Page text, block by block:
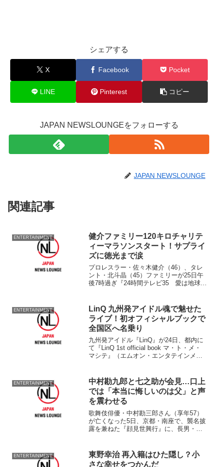
シェアする
X Facebook Pocket
LINE Pinterest コピー
JAPAN NEWSLOUNGEをフォローする
JAPAN NEWSLOUNGE
関連記事
ENTERTAINMENT
健介ファミリー120キロチャリテ
ィーマラソンスタート！サプライ
ズに徳光まで涙
プロレスラー・佐々木健介（46）、タレ
ント・北斗晶（45）ファミリーが25日午
後7時過ぎ『24時間テレビ35 愛は地球を
京マラソンに向けスタートさせた。 ス
ターター...
ENTERTAINMENT
LinQ 九州発アイドル魂で魅せた
ライブ！初オフィシャルブックで
全国区へ名乗り
九州発アイドル『LinQ』が24日、都内に
て『LinQ 1st official book マ・ト・メ・
マシテ』（エムオン・エンタテインメン
た。 人やモノ、地域や国など...
ENTERTAINMENT
中村勘九郎と七之助が会見…口上
では「本当に悔しいのは父」と声
を震わせる
歌舞伎俳優・中村勘三郎さん（享年57）
が亡くなった5日、京都・南座で、襲名披
露を兼ねた『顔見世興行』に、長男・中
乗り、闘い、魂こもりし名跡を襲名させ
ていただき」と...
ENTERTAINMENT
東野幸治 再入籍はひた隠し？小
さな幸せをつかんだ